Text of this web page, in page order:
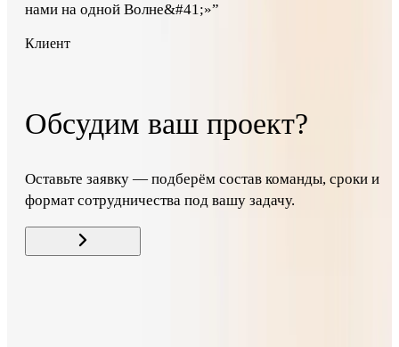
нами на одной Волне&#41;»”
Клиент
Обсудим ваш проект?
Оставьте заявку — подберём состав команды, сроки и
формат сотрудничества под вашу задачу.